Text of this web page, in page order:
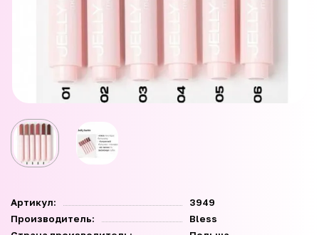
Артикул:
3949
Производитель:
Bless